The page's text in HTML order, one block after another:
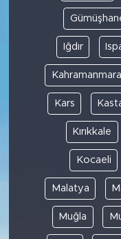
Iğdır
Kars
Kırıkkale
Kocaeli
Malatya
Muğla